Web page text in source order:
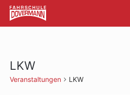
LKW
Veranstaltungen LKW